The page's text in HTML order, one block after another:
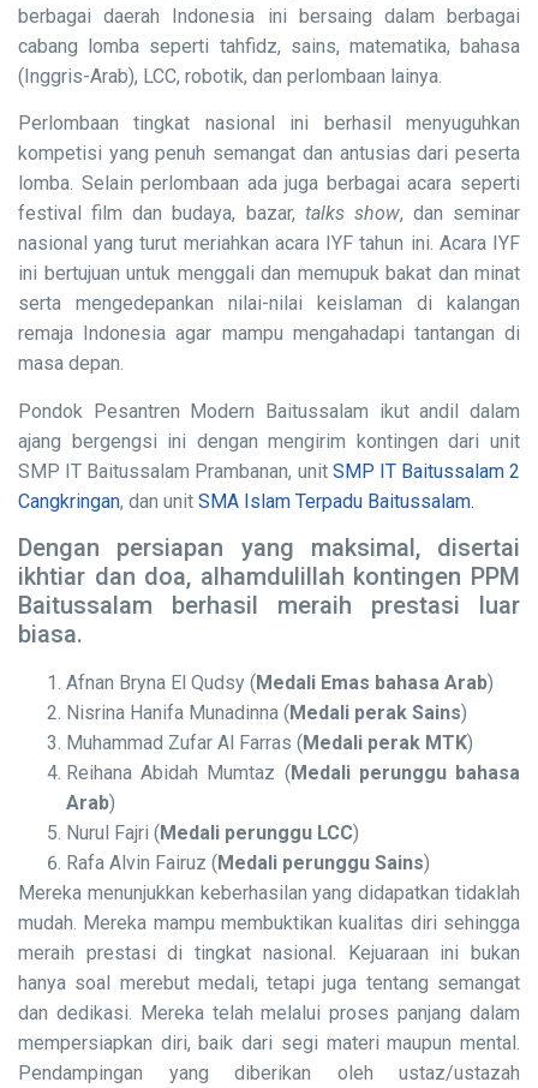
berbagai daerah Indonesia ini bersaing dalam berbagai
cabang lomba seperti tahfidz, sains, matematika, bahasa
(Inggris-Arab), LCC, robotik, dan perlombaan lainya.
Perlombaan tingkat nasional ini berhasil menyuguhkan
kompetisi yang penuh semangat dan antusias dari peserta
lomba. Selain perlombaan ada juga berbagai acara seperti
festival film dan budaya, bazar, talks show, dan seminar
nasional yang turut meriahkan acara IYF tahun ini. Acara IYF
ini bertujuan untuk menggali dan memupuk bakat dan minat
serta mengedepankan nilai-nilai keislaman di kalangan
remaja Indonesia agar mampu mengahadapi tantangan di
masa depan.
Pondok Pesantren Modern Baitussalam ikut andil dalam
ajang bergengsi ini dengan mengirim kontingen dari unit
SMP IT Baitussalam Prambanan, unit SMP IT Baitussalam 2
Cangkringan, dan unit SMA Islam Terpadu Baitussalam.
Dengan persiapan yang maksimal, disertai
ikhtiar dan doa, alhamdulillah kontingen PPM
Baitussalam berhasil meraih prestasi luar
biasa.
Afnan Bryna El Qudsy ( Medali Emas bahasa Arab)
Nisrina Hanifa Munadinna ( Medali perak Sains)
Muhammad Zufar Al Farras ( Medali perak MTK)
Reihana Abidah Mumtaz ( Medali perunggu bahasa
Arab)
Nurul Fajri ( Medali perunggu LCC)
Rafa Alvin Fairuz ( Medali perunggu Sains)
Mereka menunjukkan keberhasilan yang didapatkan tidaklah
mudah. Mereka mampu membuktikan kualitas diri sehingga
meraih prestasi di tingkat nasional. Kejuaraan ini bukan
hanya soal merebut medali, tetapi juga tentang semangat
dan dedikasi. Mereka telah melalui proses panjang dalam
mempersiapkan diri, baik dari segi materi maupun mental.
Pendampingan yang diberikan oleh ustaz/ustazah